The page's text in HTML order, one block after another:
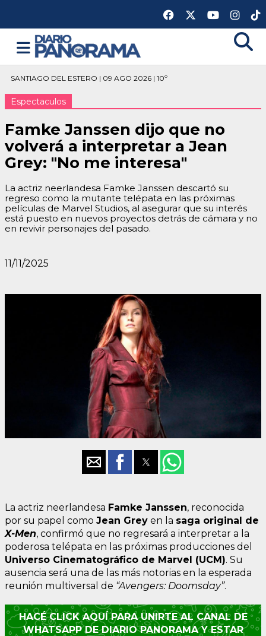
SANTIAGO DEL ESTERO | 09 AGO 2026 | 10º
Espectaculos
Famke Janssen dijo que no
volverá a interpretar a Jean
Grey: "No me interesa"
La actriz neerlandesa Famke Janssen descartó su
regreso como la mutante telépata en las próximas
películas de Marvel Studios, al asegurar que su interés
está puesto en nuevos proyectos detrás de cámara y no
en revivir personajes del pasado.
11/11/2025
La actriz neerlandesa Famke Janssen, reconocida
por su papel como Jean Grey en la saga original de
X-Men, confirmó que no regresará a interpretar a la
poderosa telépata en las próximas producciones del
Universo Cinematográfico de Marvel (UCM). Su
ausencia será una de las más notorias en la esperada
reunión multiversal de “Avengers: Doomsday”.
HACÉ CLICK AQUÍ PARA UNIRTE AL CANAL DE
WHATSAPP DE DIARIO PANORAMA Y ESTAR